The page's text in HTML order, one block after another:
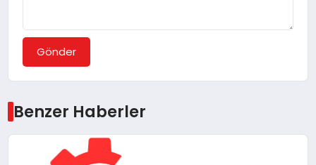
Gönder
Benzer Haberler